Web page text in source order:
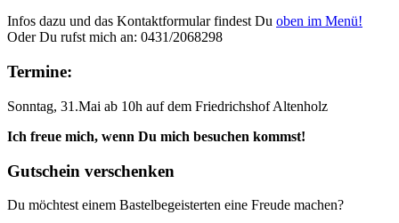
Infos dazu und das Kontaktformular findest Du oben im Menü!
Oder Du rufst mich an: 0431/2068298
Termine:
Sonntag, 31.Mai ab 10h auf dem Friedrichshof Altenholz
Ich freue mich, wenn Du mich besuchen kommst!
Gutschein verschenken
Du möchtest einem Bastelbegeisterten eine Freude machen?